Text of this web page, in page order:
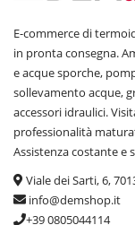
E-commerce di
in pronta consegna.
e acque sporche,
sollevamento acque,
accessori idraulici.
professionalità
Assistenza costante e
Viale dei Sarti, 6,
info@demshop.it
+39 0805044114